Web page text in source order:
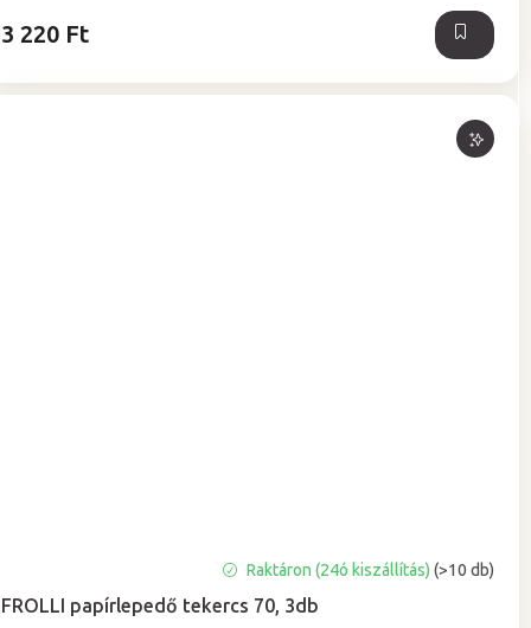
3 220 Ft
FROLLI papírlepedő tekercs 70, 3db
átlagos
Raktáron (24ó kiszállítás)(>10 db)